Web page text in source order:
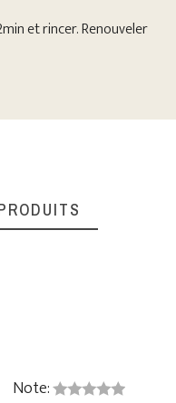
et rincer. Renouveler
Note: